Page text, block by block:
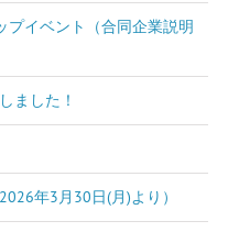
プイベント（合同企業説明
ました！
年3月30日(月)より）